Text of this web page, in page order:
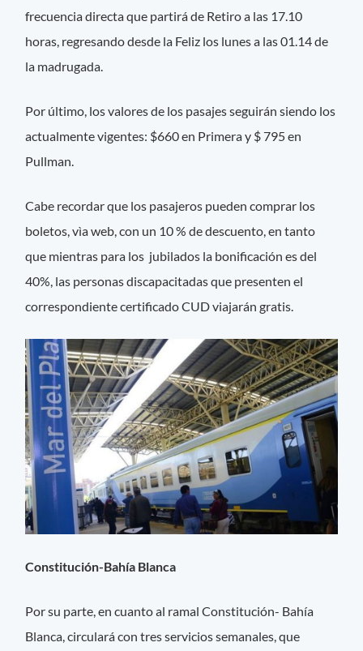
frecuencia directa que partirá de Retiro a las 17.10
horas, regresando desde la Feliz los lunes a las 01.14 de
la madrugada.
Por último, los valores de los pasajes seguirán siendo los
actualmente vigentes: $660 en Primera y $ 795 en
Pullman.
Cabe recordar que los pasajeros pueden comprar los
boletos, vìa web, con un 10 % de descuento, en tanto
que mientras para los jubilados la bonificación es del
40%, las personas discapacitadas que presenten el
correspondiente certificado CUD viajarán gratis.
Constitución-Bahía Blanca
Por su parte, en cuanto al ramal Constitución- Bahía
Blanca, circulará con tres servicios semanales, que